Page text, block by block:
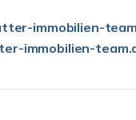
immobilien-
immobilien-